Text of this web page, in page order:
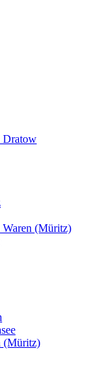
Dratow
(Müritz)
(Müritz)